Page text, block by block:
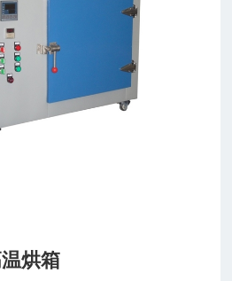
烘箱